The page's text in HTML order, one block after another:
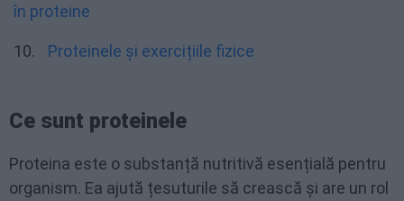
în proteine
Proteinele și exercițiile fizice
Ce sunt proteinele
Proteina este o substanță nutritivă esențială pentru
organism. Ea ajută țesuturile să crească și are un rol